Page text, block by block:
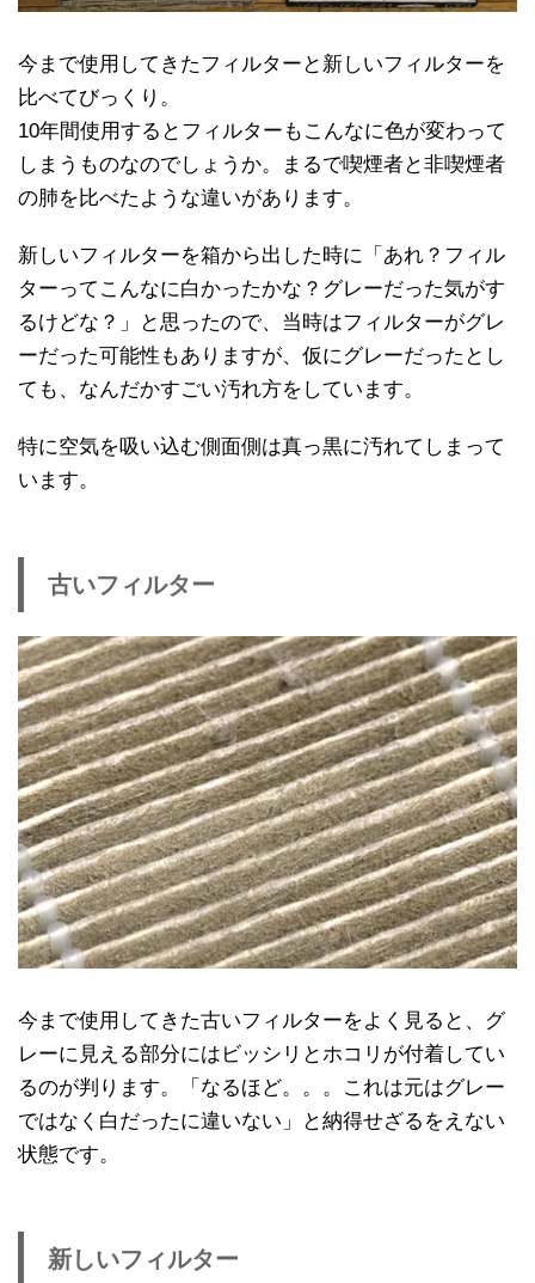
今まで使用してきたフィルターと新しいフィルターを
比べてびっくり。
10年間使用するとフィルターもこんなに色が変わって
しまうものなのでしょうか。まるで喫煙者と非喫煙者
の肺を比べたような違いがあります。
新しいフィルターを箱から出した時に「あれ？フィル
ターってこんなに白かったかな？グレーだった気がす
るけどな？」と思ったので、当時はフィルターがグレ
ーだった可能性もありますが、仮にグレーだったとし
ても、なんだかすごい汚れ方をしています。
特に空気を吸い込む側面側は真っ黒に汚れてしまって
います。
古いフィルター
今まで使用してきた古いフィルターをよく見ると、グ
レーに見える部分にはビッシリとホコリが付着してい
るのが判ります。「なるほど。。。これは元はグレー
ではなく白だったに違いない」と納得せざるをえない
状態です。
新しいフィルター